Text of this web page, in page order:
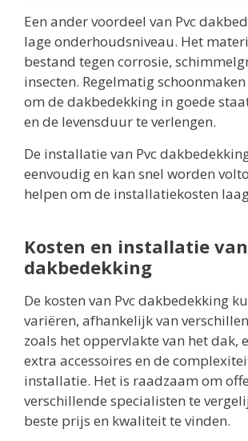
Een ander voordeel van Pvc
lage onderhoudsniveau. Het
bestand tegen corrosie,
insecten. Regelmatig
om de dakbedekking in goede
en de levensduur te verlengen.
De installatie van Pvc
eenvoudig en kan snel worden
helpen om de installatiekosten
Kosten en installatie
dakbedekking
De kosten van Pvc dakbedekking
variëren, afhankelijk van
zoals het oppervlakte van het dak,
extra accessoires en de
installatie. Het is raadzaam om
verschillende specialisten te
beste prijs en kwaliteit te vinden.